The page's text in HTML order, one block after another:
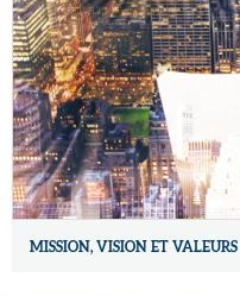
MISSION, VISION ET VALEURS